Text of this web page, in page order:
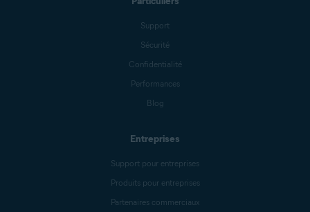
Support
Sécurité
Confidentialité
Performances
Blog
Entreprises
Support pour entreprises
Produits pour entreprises
Partenaires commerciaux